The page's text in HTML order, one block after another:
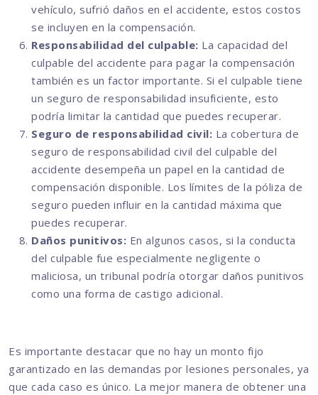
vehículo, sufrió daños en el accidente, estos costos
se incluyen en la compensación.
Responsabilidad del culpable: La capacidad del
culpable del accidente para pagar la compensación
también es un factor importante. Si el culpable tiene
un seguro de responsabilidad insuficiente, esto
podría limitar la cantidad que puedes recuperar.
Seguro de responsabilidad civil: La cobertura de
seguro de responsabilidad civil del culpable del
accidente desempeña un papel en la cantidad de
compensación disponible. Los límites de la póliza de
seguro pueden influir en la cantidad máxima que
puedes recuperar.
Daños punitivos: En algunos casos, si la conducta
del culpable fue especialmente negligente o
maliciosa, un tribunal podría otorgar daños punitivos
como una forma de castigo adicional.
Es importante destacar que no hay un monto fijo
garantizado en las demandas por lesiones personales, ya
que cada caso es único. La mejor manera de obtener una